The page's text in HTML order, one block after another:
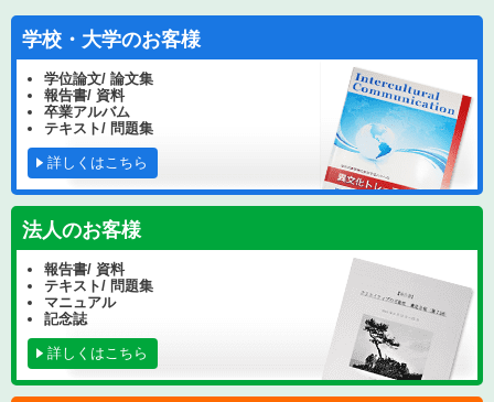
学校・大学のお客様
学位論文/ 論文集
報告書/ 資料
卒業アルバム
テキスト/ 問題集
詳しくはこちら
法人のお客様
報告書/ 資料
テキスト/ 問題集
マニュアル
記念誌
詳しくはこちら